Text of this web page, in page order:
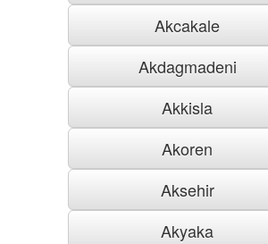
Akcakale
Akdagmadeni
Akkisla
Akoren
Aksehir
Akyaka